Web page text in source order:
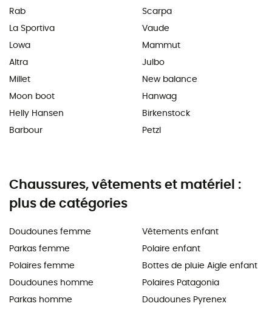
Rab
La Sportiva
Lowa
Altra
Millet
Moon boot
Helly Hansen
Barbour
Scarpa
Vaude
Mammut
Julbo
New balance
Hanwag
Birkenstock
Petzl
Chaussures, vêtements et matériel :
plus de catégories
Doudounes femme
Parkas femme
Polaires femme
Doudounes homme
Parkas homme
Vêtements enfant
Polaire enfant
Bottes de pluie Aigle enfant
Polaires Patagonia
Doudounes Pyrenex